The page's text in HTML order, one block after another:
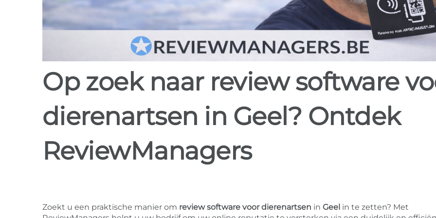
Op zoek naar review software voor
dierenartsen in Geel? Ontdek
ReviewManagers
Zoekt u een praktische manier om review software voor dierenartsen in Geel in te zetten? Met